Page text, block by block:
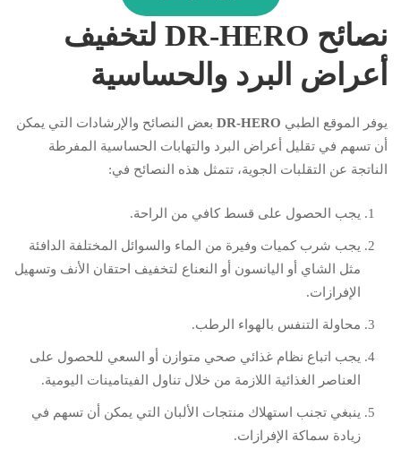
نصائح DR-HERO لتخفيف
أعراض البرد والحساسية
يوفر الموقع الطبي DR-HERO بعض النصائح والإرشادات التي يمكن
أن تسهم في تقليل أعراض البرد والتهابات الحساسية المفرطة
الناتجة عن التقلبات الجوية، تتمثل هذه النصائح في:
يجب الحصول على قسط كافي من الراحة.
يجب شرب كميات وفيرة من الماء والسوائل المختلفة الدافئة
مثل الشاي أو اليانسون أو النعناع لتخفيف احتقان الأنف وتسهيل
الإفرازات.
محاولة التنفس بالهواء الرطب.
يجب اتباع نظام غذائي صحي متوازن أو السعي للحصول على
العناصر الغذائية اللازمة من خلال تناول الفيتامينات اليومية.
ينبغي تجنب استهلاك منتجات الألبان التي يمكن أن تسهم في
زيادة سماكة الإفرازات.